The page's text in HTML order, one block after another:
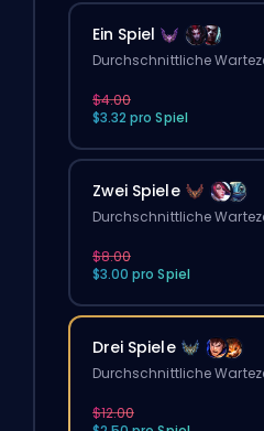
Ein Spiel
Durchschnittliche
$4.00
$3.32 pro Spiel
Zwei Spiele
Durchschnittliche
$8.00
$3.00 pro Spiel
Drei Spiele
Durchschnittliche
$12.00